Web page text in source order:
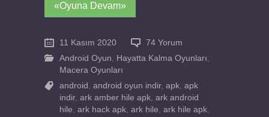
«Oyuna Devam»
11 Kasım 2020
74 Yorum
Android Oyun
Hayatta Kalma Oyunları
Macera Oyunları
android
android oyun indir, apk apk
indir, ark amber hile apk ark android
hile ark hack apk ark hile ark hile apk